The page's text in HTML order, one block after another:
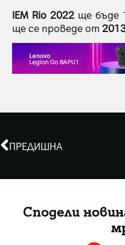
IEM Rio 2022 ще бъде
ще се проведе от
ПРЕДИШНА
Сподели